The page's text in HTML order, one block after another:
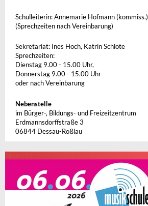
Schulleiterin: Annemarie Hofmann (kommiss.)
(Sprechzeiten nach Vereinbarung)
Sekretariat: Ines Hoch, Katrin Schlote
Sprechzeiten:
Dienstag 9.00 - 15.00 Uhr,
Donnerstag 9.00 - 15.00 Uhr
oder nach Vereinbarung
Nebenstelle
im Bürger-, Bildungs- und Freizeitzentrum
Erdmannsdorffstraße 3
06844 Dessau-Roßlau